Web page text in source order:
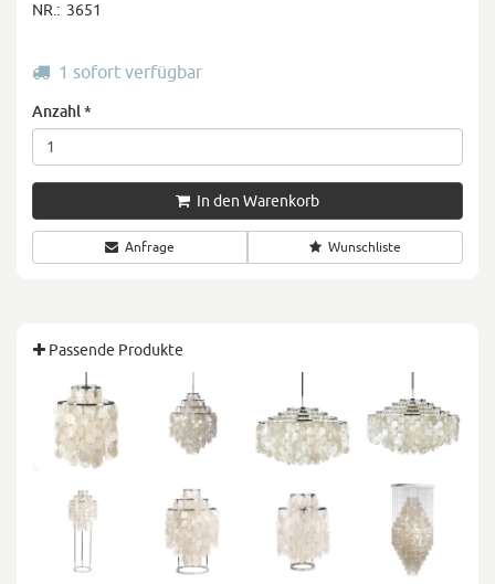
NR.: 3651
1 sofort verfügbar
Anzahl *
In den Warenkorb
Anfrage Wunschliste
Passende Produkte